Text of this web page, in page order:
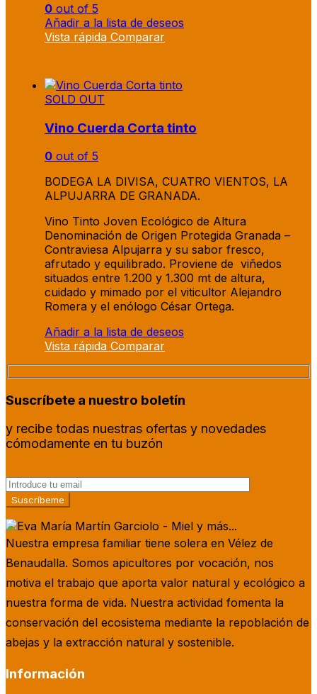
0 out of 5
Añadir a la lista de deseos
Vista rápida Comparar
SOLD OUT
Vino Cuerda Corta tinto
0 out of 5
BODEGA LA DIVISA, CUATRO VIENTOS, LA
ALPUJARRA DE GRANADA.
Vino Tinto Joven Ecológico de Altura
Denominación de Origen Protegida Granada –
Contraviesa Alpujarra y su sabor fresco,
afrutado y equilibrado. Proviene de viñedos
situados entre 1.200 y 1.300 mt de altura,
cuidado y mimado por el viticultor Alejandro
Romera y el enólogo César Ortega.
Añadir a la lista de deseos
Vista rápida Comparar
Suscríbete a nuestro boletín
y recibe todas nuestras ofertas y novedades
cómodamente en tu buzón
Nuestra empresa familiar tiene solera en Vélez de
Benaudalla. Somos apicultores por vocación, nos
motiva el trabajo que aporta valor natural y ecológico a
nuestra forma de vida. Nuestra actividad fomenta la
conservación del ecosistema mediante la repoblación de
abejas y la extracción natural y sostenible.
Información